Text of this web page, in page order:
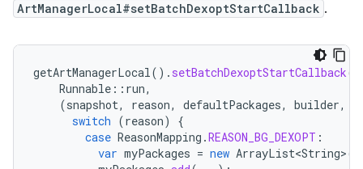
ArtManagerLocal#setBatchDexoptStartCallback .
getArtManagerLocal(). setBatchDexoptStartCallback(
Runnable :: run,
(snapshot, reason, defaultPackages, builder,
switch (reason)
{
case ReasonMapping .REASON_BG_DEXOPT :
var myPackages = new ArrayList<String>(